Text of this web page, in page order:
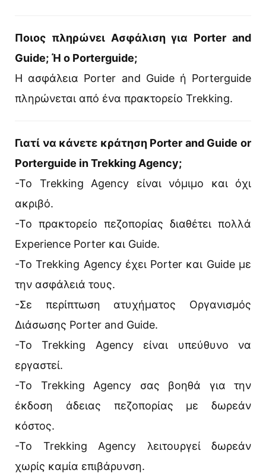
Ποιος πληρώνει Ασφάλιση για Porter and
Guide; Ή ο Porterguide;
Η ασφάλεια Porter and Guide ή Porterguide
πληρώνεται από ένα πρακτορείο Trekking.
Γιατί να κάνετε κράτηση Porter and Guide or
Porterguide in Trekking Agency;
-Το Trekking Agency είναι νόμιμο και όχι
ακριβό.
-Το πρακτορείο πεζοπορίας διαθέτει πολλά
Experience Porter και Guide.
-Το Trekking Agency έχει Porter και Guide με
την ασφάλειά τους.
-Σε περίπτωση ατυχήματος Οργανισμός
Διάσωσης Porter and Guide.
-Το Trekking Agency είναι υπεύθυνο να
εργαστεί.
-Το Trekking Agency σας βοηθά για την
έκδοση άδειας πεζοπορίας με δωρεάν
κόστος.
-Το Trekking Agency λειτουργεί δωρεάν
χωρίς καμία επιβάρυνση.